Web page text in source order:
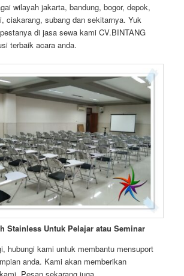
wilayah jakarta, bandung, bogor, depok,
ciakarang, subang dan sekitarnya. Yuk
di jasa sewa kami CV.BINTANG
terbaik acara anda.
Stainless Untuk Pelajar atau Seminar
hubungi kami untuk membantu mensuport
anda. Kami akan memberikan